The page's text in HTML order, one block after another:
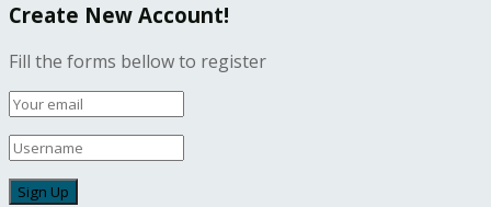
Create New Account!
Fill the forms bellow to register